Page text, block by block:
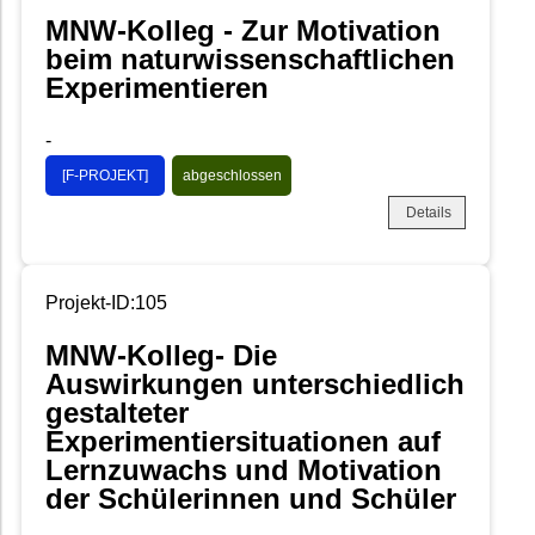
MNW-Kolleg - Zur Motivation
beim naturwissenschaftlichen
Experimentieren
-
[F-PROJEKT] abgeschlossen
Details
Projekt-ID:105
MNW-Kolleg- Die
Auswirkungen unterschiedlich
gestalteter
Experimentiersituationen auf
Lernzuwachs und Motivation
der Schülerinnen und Schüler